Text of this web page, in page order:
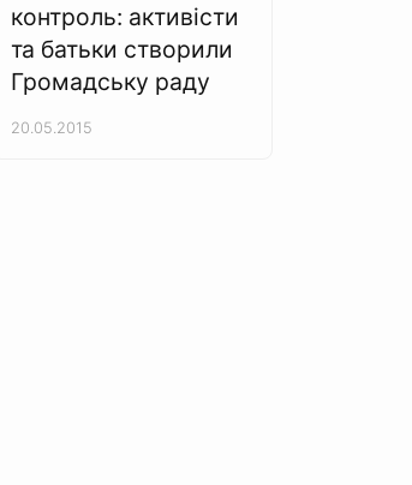
контроль: активісти
та батьки створили
Громадську раду
20.05.2015